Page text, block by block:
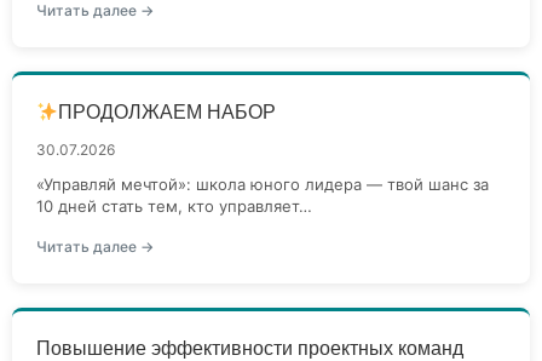
Читать далее →
ПРОДОЛЖАЕМ НАБОР
30.07.2026
«Управляй мечтой»: школа юного лидера — твой шанс за
10 дней стать тем, кто управляет…
Читать далее →
Повышение эффективности проектных команд